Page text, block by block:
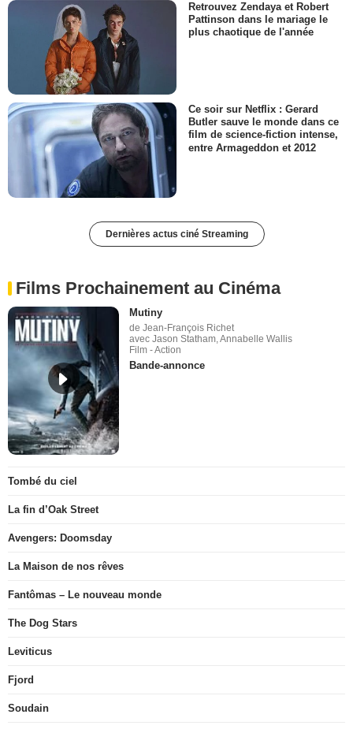
Retrouvez Zendaya et Robert
Pattinson dans le mariage le
plus chaotique de l'année
Ce soir sur Netflix : Gerard
Butler sauve le monde dans ce
film de science-fiction intense,
entre Armageddon et 2012
Dernières actus ciné Streaming
Films Prochainement au Cinéma
Mutiny
de Jean-François Richet
avec Jason Statham, Annabelle Wallis
Film - Action
Bande-annonce
Tombé du ciel
La fin d’Oak Street
Avengers: Doomsday
La Maison de nos rêves
Fantômas – Le nouveau monde
The Dog Stars
Leviticus
Fjord
Soudain